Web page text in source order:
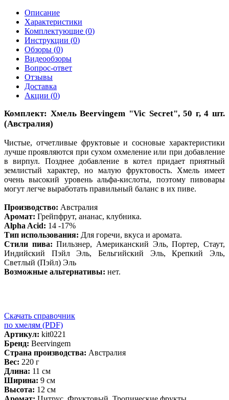
Описание
Характеристики
Комплектующие (0)
Инструкции (0)
Обзоры (0)
Видеообзоры
Вопрос-ответ
Отзывы
Доставка
Акции (0)
Комплект: Хмель Beervingem "Vic Secret", 50 г, 4 шт.
(Австралия)
Чистые, отчетливые фруктовые и сосновые характеристики
лучше проявляются при сухом охмеление или при добавление
в вирпул. Позднее добавление в котел придает приятный
землистый характер, но малую фруктовость. Хмель имеет
очень высокий уровень альфа-кислоты, поэтому пивовары
могут легче выработать правильный баланс в их пиве.
Производство: Австралия
Аромат: Грейпфрут, ананас, клубника.
Alpha Acid: 14 -17%
Тип использования: Для горечи, вкуса и аромата.
Стили пива: Пильзнер, Американский Эль, Портер, Стаут,
Индийский Пэйл Эль, Бельгийский Эль, Крепкий Эль,
Светлый (Пэйл) Эль
Возможные альтернативы: нет.
Скачать справочник
по хмелям (PDF)
Артикул: kit0221
Бренд: Beervingem
Страна производства: Австралия
Вес: 220 г
Длина: 11 см
Ширина: 9 см
Высота: 12 см